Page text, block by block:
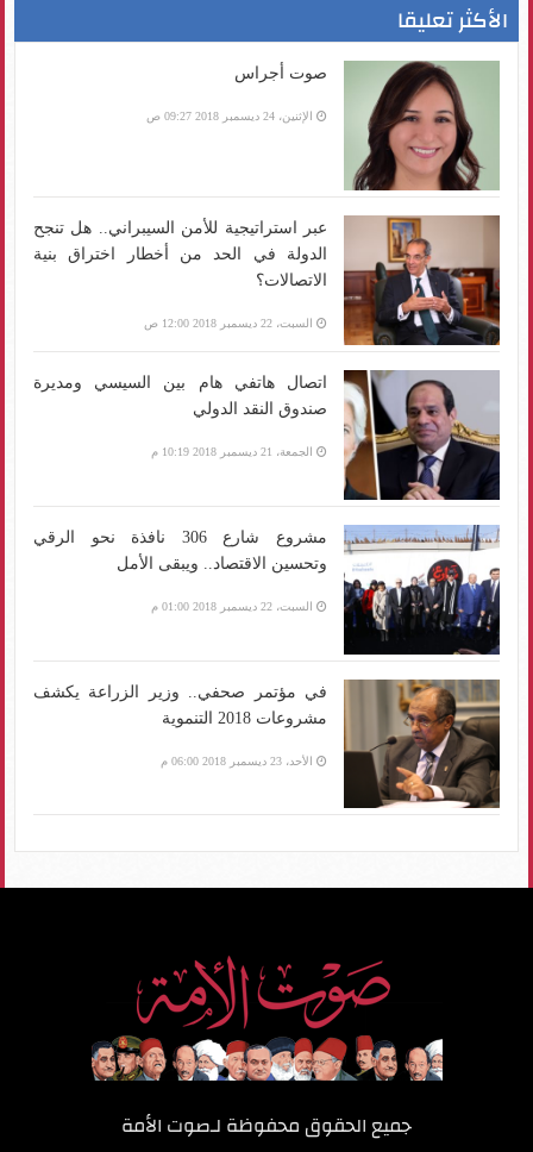
الأكثر تعليقا
صوت أجراس
الإثنين، 24 ديسمبر 2018 09:27 ص
عبر استراتيجية للأمن السيبراني.. هل تنجح
الدولة في الحد من أخطار اختراق بنية
الاتصالات؟
السبت، 22 ديسمبر 2018 12:00 ص
اتصال هاتفي هام بين السيسي ومديرة
صندوق النقد الدولي
الجمعة، 21 ديسمبر 2018 10:19 م
مشروع شارع 306 نافذة نحو الرقي
وتحسين الاقتصاد.. ويبقى الأمل
السبت، 22 ديسمبر 2018 01:00 م
في مؤتمر صحفي.. وزير الزراعة يكشف
مشروعات 2018 التنموية
الأحد، 23 ديسمبر 2018 06:00 م
جميع الحقوق محفوظة لـصوت الأمة